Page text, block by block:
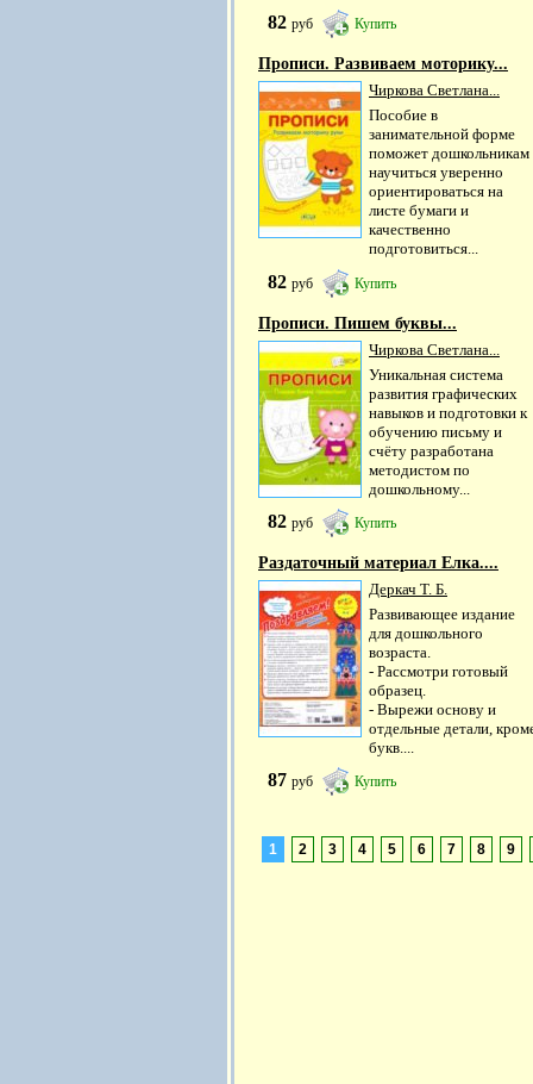
82 руб Купить
Прописи. Развиваем моторику...
Чиркова Светлана...
Пособие в
занимательной форме
поможет дошкольникам
научиться уверенно
ориентироваться на
листе бумаги и
качественно
подготовиться...
82 руб Купить
Прописи. Пишем буквы...
Чиркова Светлана...
Уникальная система
развития графических
навыков и подготовки к
обучению письму и
счёту разработана
методистом по
дошкольному...
82 руб Купить
Раздаточный материал Елка....
Деркач Т. Б.
Развивающее издание
для дошкольного
возраста.
- Рассмотри готовый
образец.
- Вырежи основу и
отдельные детали,
букв....
87 руб Купить
1 2 3 4 5 6 7 8 9